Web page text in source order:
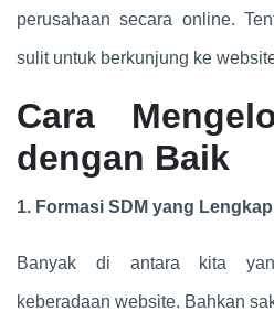
perusahaan secara online.
sulit untuk berkunjung ke
Cara
dengan Baik
1. Formasi SDM yang
Banyak di antara kita
keberadaan website. Bahkan